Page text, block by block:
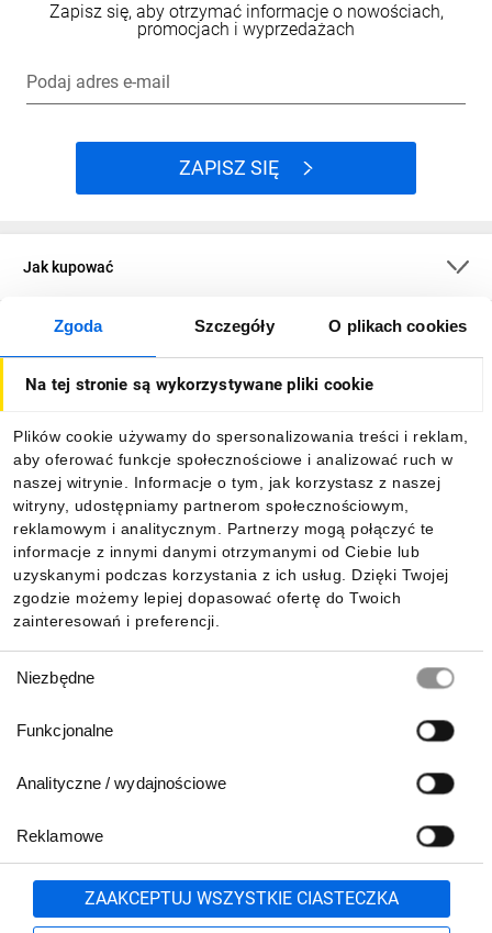
Zgoda Szczegóły O plikach cookies
Na tej stronie są wykorzystywane pliki cookie
Plików cookie używamy do spersonalizowania treści i reklam,
aby oferować funkcje społecznościowe i analizować ruch w
naszej witrynie. Informacje o tym, jak korzystasz z naszej
witryny, udostępniamy partnerom społecznościowym,
reklamowym i analitycznym. Partnerzy mogą połączyć te
informacje z innymi danymi otrzymanymi od Ciebie lub
uzyskanymi podczas korzystania z ich usług. Dzięki Twojej
zgodzie możemy lepiej dopasować ofertę do Twoich
zainteresowań i preferencji.
zgody
Niezbędne
Funkcjonalne
Analityczne / wydajnościowe
Reklamowe
ZAAKCEPTUJ WSZYSTKIE CIASTECZKA
Zapisz się, aby otrzymać informacje o nowościach,
promocjach i wyprzedażach
Podaj adres e-mail
ZAPISZ SIĘ
Jak kupować
O firmie
Informacje
Pobierz naszą aplikację mobilną:
801 500 700 lub
71 37 61 600